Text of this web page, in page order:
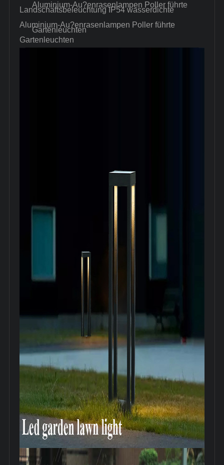
Aluminium-Au?enrasenlampen Poller führte
Gartenleuchten
Landschaftsbeleuchtung IP54 wasserdichte
Aluminium-Au?enrasenlampen Poller führte
Gartenleuchten